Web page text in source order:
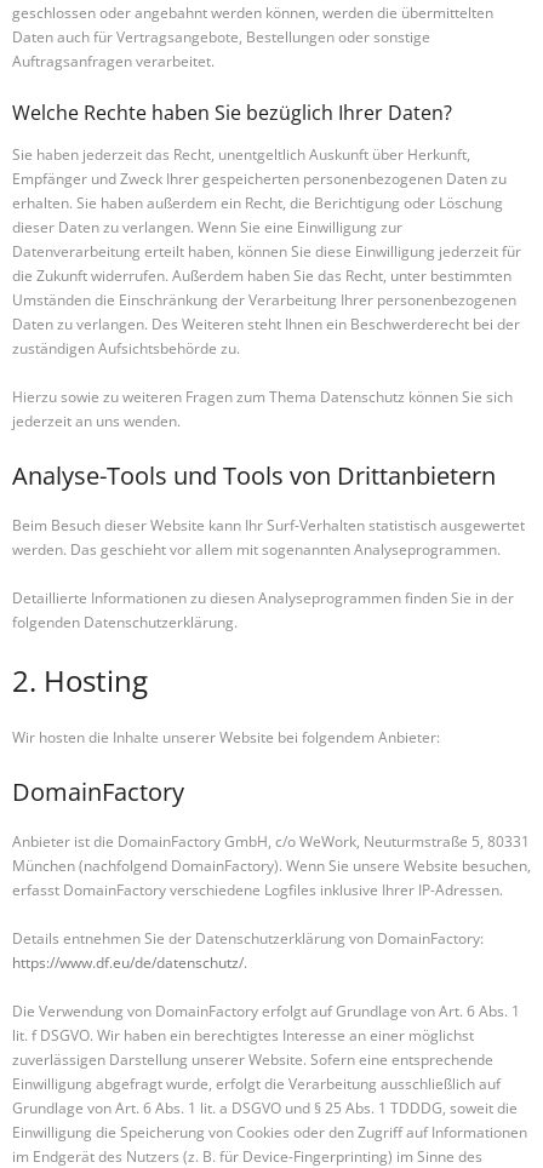
geschlossen oder angebahnt werden können, werden die übermittelten
Daten auch für Vertragsangebote, Bestellungen oder sonstige
Auftragsanfragen verarbeitet.
Welche Rechte haben Sie bezüglich Ihrer Daten?
Sie haben jederzeit das Recht, unentgeltlich Auskunft über Herkunft,
Empfänger und Zweck Ihrer gespeicherten personenbezogenen Daten zu
erhalten. Sie haben außerdem ein Recht, die Berichtigung oder Löschung
dieser Daten zu verlangen. Wenn Sie eine Einwilligung zur
Datenverarbeitung erteilt haben, können Sie diese Einwilligung jederzeit für
die Zukunft widerrufen. Außerdem haben Sie das Recht, unter bestimmten
Umständen die Einschränkung der Verarbeitung Ihrer personenbezogenen
Daten zu verlangen. Des Weiteren steht Ihnen ein Beschwerderecht bei der
zuständigen Aufsichtsbehörde zu.
Hierzu sowie zu weiteren Fragen zum Thema Datenschutz können Sie sich
jederzeit an uns wenden.
Analyse-Tools und Tools von Dritt­anbietern
Beim Besuch dieser Website kann Ihr Surf-Verhalten statistisch ausgewertet
werden. Das geschieht vor allem mit sogenannten Analyseprogrammen.
Detaillierte Informationen zu diesen Analyseprogrammen finden Sie in der
folgenden Datenschutzerklärung.
2. Hosting
Wir hosten die Inhalte unserer Website bei folgendem Anbieter:
DomainFactory
Anbieter ist die DomainFactory GmbH, c/o WeWork, Neuturmstraße 5, 80331
München (nachfolgend DomainFactory). Wenn Sie unsere Website besuchen,
erfasst DomainFactory verschiedene Logfiles inklusive Ihrer IP-Adressen.
Details entnehmen Sie der Datenschutzerklärung von DomainFactory:
https://www.df.eu/de/datenschutz/.
Die Verwendung von DomainFactory erfolgt auf Grundlage von Art. 6 Abs. 1
lit. f DSGVO. Wir haben ein berechtigtes Interesse an einer möglichst
zuverlässigen Darstellung unserer Website. Sofern eine entsprechende
Einwilligung abgefragt wurde, erfolgt die Verarbeitung ausschließlich auf
Grundlage von Art. 6 Abs. 1 lit. a DSGVO und § 25 Abs. 1 TDDDG, soweit die
Einwilligung die Speicherung von Cookies oder den Zugriff auf Informationen
im Endgerät des Nutzers (z. B. für Device-Fingerprinting) im Sinne des